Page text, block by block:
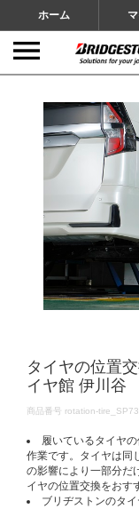
ホーム
タイヤの位置
イヤ館 伊川谷
DETAILS
商品番号 rotation-
履いているタイヤ
作業です。タイヤは同
の影響により一部分だ
イヤの位置交換をおす
ブリヂストンのタ